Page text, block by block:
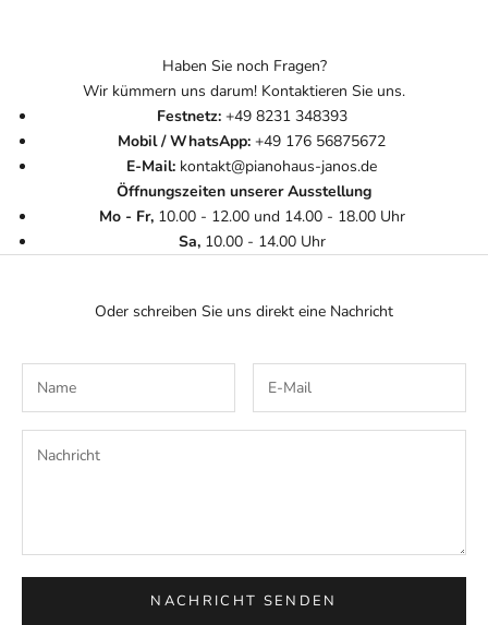
Haben Sie noch Fragen?
Wir kümmern uns darum! Kontaktieren Sie uns.
Festnetz:+49 8231 348393
Mobil / WhatsApp: +49 176 56875672
E-Mail: kontakt@pianohaus-janos.de
Öffnungszeiten unserer Ausstellung
Mo - Fr, 10.00 - 12.00 und 14.00 - 18.00 Uhr
Sa,10.00 - 14.00 Uhr
Oder schreiben Sie uns direkt eine Nachricht
NACHRICHT SENDEN